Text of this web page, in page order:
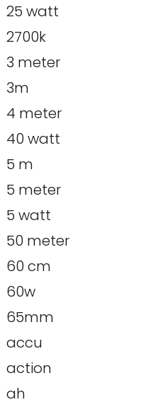
25 watt
2700k
3 meter
3m
4 meter
40 watt
5 m
5 meter
5 watt
50 meter
60 cm
60w
65mm
accu
action
ah